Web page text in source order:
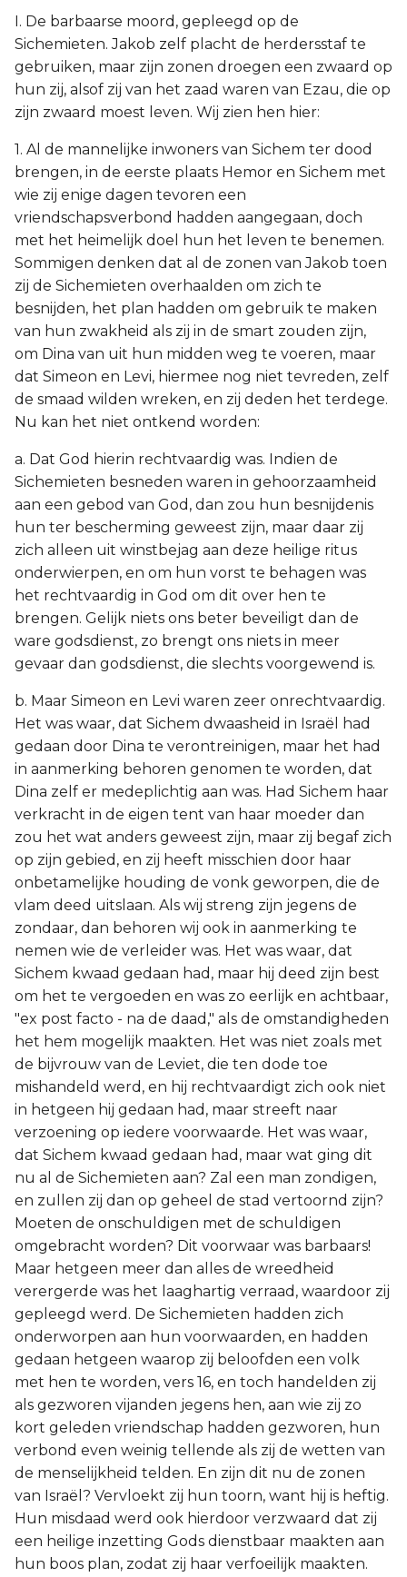
I. De barbaarse moord, gepleegd op de
Sichemieten. Jakob zelf placht de herdersstaf te
gebruiken, maar zijn zonen droegen een zwaard op
hun zij, alsof zij van het zaad waren van Ezau, die op
zijn zwaard moest leven. Wij zien hen hier:
1. Al de mannelijke inwoners van Sichem ter dood
brengen, in de eerste plaats Hemor en Sichem met
wie zij enige dagen tevoren een
vriendschapsverbond hadden aangegaan, doch
met het heimelijk doel hun het leven te benemen.
Sommigen denken dat al de zonen van Jakob toen
zij de Sichemieten overhaalden om zich te
besnijden, het plan hadden om gebruik te maken
van hun zwakheid als zij in de smart zouden zijn,
om Dina van uit hun midden weg te voeren, maar
dat Simeon en Levi, hiermee nog niet tevreden, zelf
de smaad wilden wreken, en zij deden het terdege.
Nu kan het niet ontkend worden:
a. Dat God hierin rechtvaardig was. Indien de
Sichemieten besneden waren in gehoorzaamheid
aan een gebod van God, dan zou hun besnijdenis
hun ter bescherming geweest zijn, maar daar zij
zich alleen uit winstbejag aan deze heilige ritus
onderwierpen, en om hun vorst te behagen was
het rechtvaardig in God om dit over hen te
brengen. Gelijk niets ons beter beveiligt dan de
ware godsdienst, zo brengt ons niets in meer
gevaar dan godsdienst, die slechts voorgewend is.
b. Maar Simeon en Levi waren zeer onrechtvaardig.
Het was waar, dat Sichem dwaasheid in Israël had
gedaan door Dina te verontreinigen, maar het had
in aanmerking behoren genomen te worden, dat
Dina zelf er medeplichtig aan was. Had Sichem haar
verkracht in de eigen tent van haar moeder dan
zou het wat anders geweest zijn, maar zij begaf zich
op zijn gebied, en zij heeft misschien door haar
onbetamelijke houding de vonk geworpen, die de
vlam deed uitslaan. Als wij streng zijn jegens de
zondaar, dan behoren wij ook in aanmerking te
nemen wie de verleider was. Het was waar, dat
Sichem kwaad gedaan had, maar hij deed zijn best
om het te vergoeden en was zo eerlijk en achtbaar,
"ex post facto - na de daad," als de omstandigheden
het hem mogelijk maakten. Het was niet zoals met
de bijvrouw van de Leviet, die ten dode toe
mishandeld werd, en hij rechtvaardigt zich ook niet
in hetgeen hij gedaan had, maar streeft naar
verzoening op iedere voorwaarde. Het was waar,
dat Sichem kwaad gedaan had, maar wat ging dit
nu al de Sichemieten aan? Zal een man zondigen,
en zullen zij dan op geheel de stad vertoornd zijn?
Moeten de onschuldigen met de schuldigen
omgebracht worden? Dit voorwaar was barbaars!
Maar hetgeen meer dan alles de wreedheid
verergerde was het laaghartig verraad, waardoor zij
gepleegd werd. De Sichemieten hadden zich
onderworpen aan hun voorwaarden, en hadden
gedaan hetgeen waarop zij beloofden een volk
met hen te worden, vers 16, en toch handelden zij
als gezworen vijanden jegens hen, aan wie zij zo
kort geleden vriendschap hadden gezworen, hun
verbond even weinig tellende als zij de wetten van
de menselijkheid telden. En zijn dit nu de zonen
van Israël? Vervloekt zij hun toorn, want hij is heftig.
Hun misdaad werd ook hierdoor verzwaard dat zij
een heilige inzetting Gods dienstbaar maakten aan
hun boos plan, zodat zij haar verfoeilijk maakten.